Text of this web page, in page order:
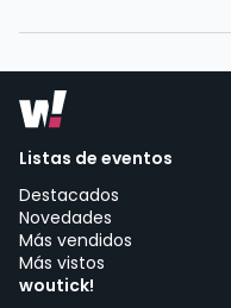
Listas de eventos
Destacados
Novedades
Más vendidos
Más vistos
woutick!